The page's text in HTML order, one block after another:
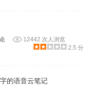
12442 次人浏览
2.5 分
的语音云笔记